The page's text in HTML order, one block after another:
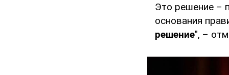
Это решение –
основания
решение", –